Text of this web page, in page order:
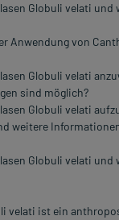
Globuli velati
Anwendung von
Globuli velati
sind möglich?
Globuli velati
weitere
Globuli velati
velati ist ein